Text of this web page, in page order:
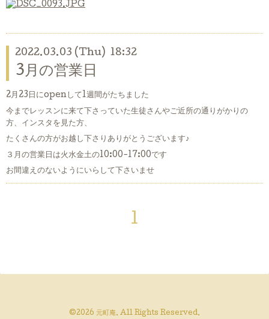
2022.03.03 (Thu) 18:32
3月の営業日
2月23日にopenして1週間がたちました
今までレッスンに来て下さっていた生徒さんやご近所の通りがかりの
方、インスタを見た方、
たくさんの方がお越し下さりありがとうございます♪
３月の営業日は火水金土の10:00-17:00です
お間違えのないようにいらして下さいませ
1
©2026 元町庵. All Rights Reserved.